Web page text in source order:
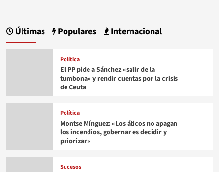
Últimas Populares Internacional
Política
El PP pide a Sánchez «salir de la
tumbona» y rendir cuentas por la crisis
de Ceuta
Política
Montse Mínguez: «Los áticos no apagan
los incendios, gobernar es decidir y
priorizar»
Sucesos